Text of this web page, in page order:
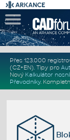
Přes 123.000
(CZ+EN). Tipy pro
Nový Kalkulátor
Převodníky.